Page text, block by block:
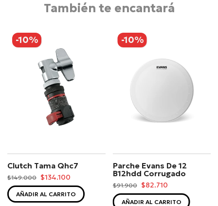
También te encantará
-10%
Clutch Tama Qhc7
$149.000 $134.100
AÑADIR AL CARRITO
-10%
Parche Evans De 12
B12hdd Corrugado
$91.900 $82.710
AÑADIR AL CARRITO